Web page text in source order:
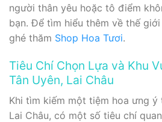
người thân yêu hoặc tô điểm
bạn. Để tìm hiểu thêm về thế
ghé thăm Shop Hoa Tươi.
Tiêu Chí Chọn Lựa và Khu
Tân Uyên, Lai Châu
Khi tìm kiếm một tiệm hoa ưng ý
Lai Châu, có một số tiêu chí